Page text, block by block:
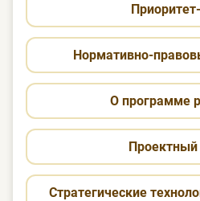
Нормативно-
О программе
Стратегические